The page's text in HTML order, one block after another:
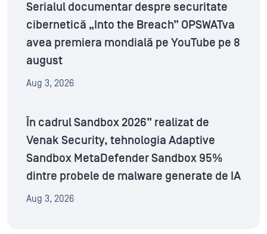
Serialul documentar despre securitate
cibernetică „Into the Breach” OPSWATva
avea premiera mondială pe YouTube pe 8
august
Aug 3, 2026
În cadrul Sandbox 2026” realizat de
Venak Security, tehnologia Adaptive
Sandbox MetaDefender Sandbox 95%
dintre probele de malware generate de IA
Aug 3, 2026